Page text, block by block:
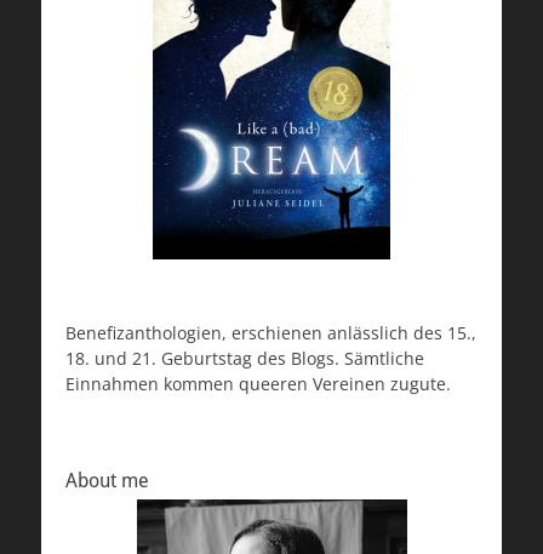
Benefizanthologien, erschienen anlässlich des 15.,
18. und 21. Geburtstag des Blogs. Sämtliche
Einnahmen kommen queeren Vereinen zugute.
About me